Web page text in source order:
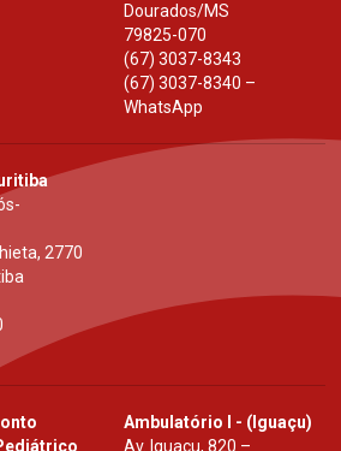
Dourados/MS
79825-070
(67) 3037-8343
(67) 3037-8340 –
WhatsApp
2770
Ambulatório I - (Iguaçu)
Av. Iguaçu, 820 –